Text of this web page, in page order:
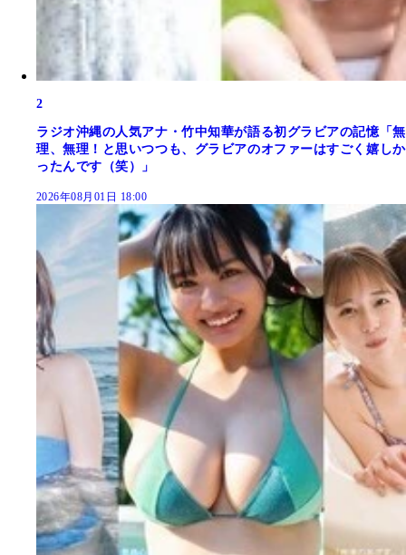
2
ラジオ沖縄の人気アナ・竹中知華が語る初グラビアの記憶「無
理、無理！と思いつつも、グラビアのオファーはすごく嬉しか
ったんです（笑）」
2026年08月01日 18:00